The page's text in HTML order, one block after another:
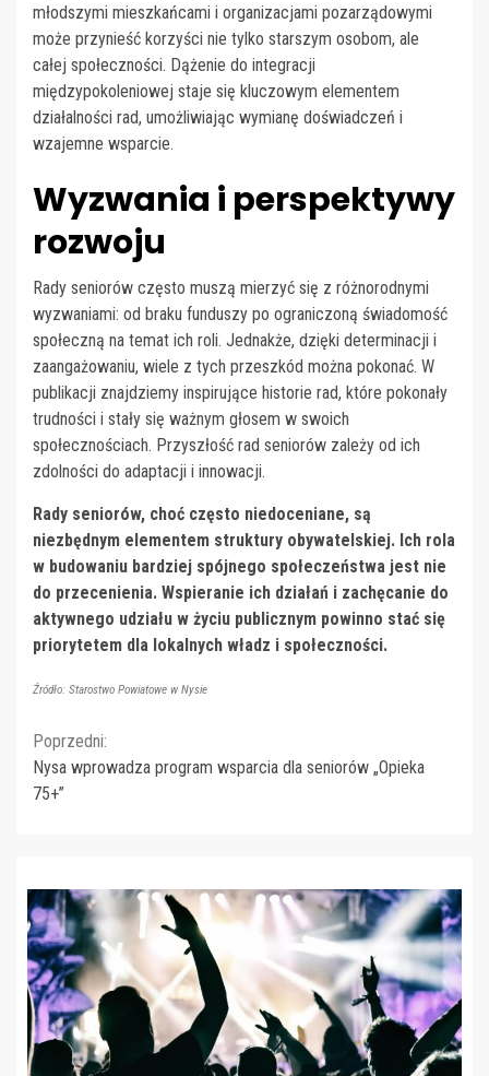
młodszymi mieszkańcami i organizacjami pozarządowymi
może przynieść korzyści nie tylko starszym osobom, ale
całej społeczności. Dążenie do integracji
międzypokoleniowej staje się kluczowym elementem
działalności rad, umożliwiając wymianę doświadczeń i
wzajemne wsparcie.
Wyzwania i perspektywy
rozwoju
Rady seniorów często muszą mierzyć się z różnorodnymi
wyzwaniami: od braku funduszy po ograniczoną świadomość
społeczną na temat ich roli. Jednakże, dzięki determinacji i
zaangażowaniu, wiele z tych przeszkód można pokonać. W
publikacji znajdziemy inspirujące historie rad, które pokonały
trudności i stały się ważnym głosem w swoich
społecznościach. Przyszłość rad seniorów zależy od ich
zdolności do adaptacji i innowacji.
Rady seniorów, choć często niedoceniane, są
niezbędnym elementem struktury obywatelskiej. Ich rola
w budowaniu bardziej spójnego społeczeństwa jest nie
do przecenienia. Wspieranie ich działań i zachęcanie do
aktywnego udziału w życiu publicznym powinno stać się
priorytetem dla lokalnych władz i społeczności.
Źródło: Starostwo Powiatowe w Nysie
Continue
Reading
Poprzedni:
Nysa wprowadza program wsparcia dla seniorów „Opieka
75+”